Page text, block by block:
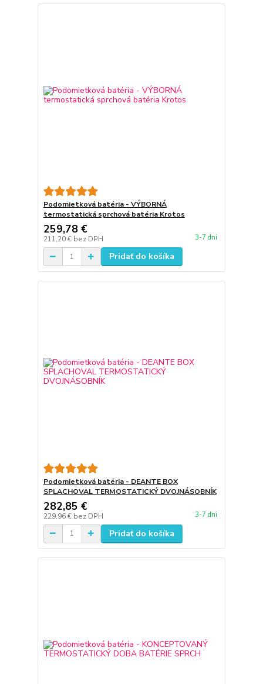
Podomietková batéria - VÝBORNÁ
termostatická sprchová batéria Krotos
259,78 €
211,20 € bez DPH 3-7 dni
Pridať do košíka
Podomietková batéria - DEANTE BOX
SPLACHOVAL TERMOSTATICKÝ DVOJNÁSOBNÍK
282,85 €
229,96 € bez DPH 3-7 dni
Pridať do košíka